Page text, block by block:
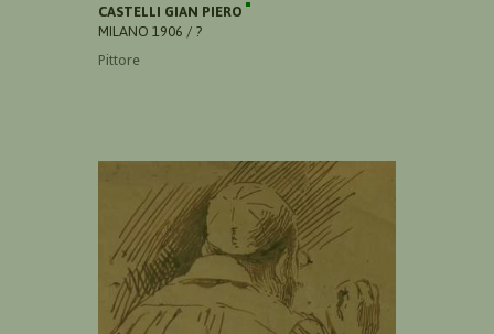
CASTELLI GIAN PIERO
MILANO 1906 / ?
Pittore